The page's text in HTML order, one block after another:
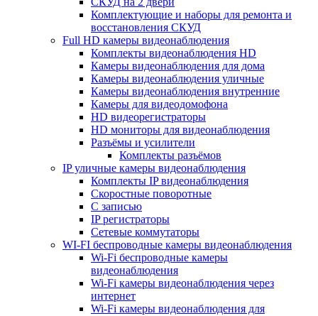
Комплектующие и наборы для ремонта и
восстановления СКУД
Full HD камеры видеонаблюдения
Комплекты видеонаблюдения HD
Камеры видеонаблюдения для дома
Камеры видеонаблюдения уличные
Камеры видеонаблюдения внутренние
Камеры для видеодомофона
HD видеорегистраторы
HD мониторы для видеонаблюдения
Разъёмы и усилители
Комплекты разъёмов
IP уличные камеры видеонаблюдения
Комплекты IP видеонаблюдения
Скоростные поворотные
С записью
IP регистраторы
Сетевые коммутаторы
WI-FI беспроводные камеры видеонаблюдения
Wi-Fi беспроводные камеры
видеонаблюдения
Wi-Fi камеры видеонаблюдения через
интернет
Wi-Fi камеры видеонаблюдения для